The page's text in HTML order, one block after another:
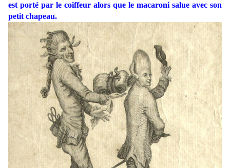
est porté par le coiffeur alors que le macaroni salue avec son
petit chapeau.